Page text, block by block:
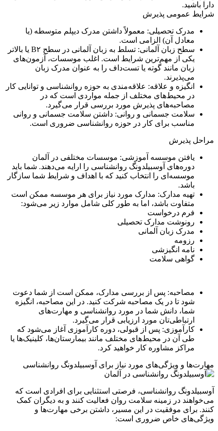
دارا باشید.
شرایط عمومی پذیرش
مدرک تحصیلی: معمولاً داشتن مدرک دیپلم متوسطه (یا
معادل آن) الزامی است.
سطح زبان آلمانی: تسلط به زبان آلمانی در سطح B۲ یا بالاتر
یکی از مهم‌ترین شرایط است. اغلب موسسات، آزمون‌های
زبان مانند گوته یا تست‌داف را به عنوان مدرک زبان
می‌پذیرند.
انگیزه و علاقه: علاقه‌مندی به حوزه روانشناسی و توانایی کار
در محیط‌های مختلف از جمله مواردی است که در
مصاحبه‌های پذیرش مورد بررسی قرار می‌گیرد.
سلامت جسمانی و روانی: داشتن سلامت جسمانی و روانی
مناسب برای کار در حوزه روانشناسی ضروری است.
مراحل پذیرش
یافتن موسسه آموزشی: موسسات مختلفی در آلمان
دوره‌های آوسبیلدونگ روانشناسی را ارایه می‌دهند. شما باید
موسسه‌ای را انتخاب کنید که با اهداف و شرایط شما سازگار
باشد.
تهیه مدارک: مدارک مورد نیاز برای هر موسسه ممکن است
متفاوت باشد، اما به طور کلی شامل موارد زیر می‌شود:
فرم درخواست
رونوشت مدارک تحصیلی
مدرک زبان آلمانی
رزومه
نامه انگیزشی
گواهی سلامت
مصاحبه: پس از بررسی مدارک، ممکن است از شما دعوت
شود تا در یک مصاحبه شرکت کنید. در این مصاحبه، انگیزه
شما، دانش شما در مورد روانشناسی و مهارت‌های
ارتباطی‌تان مورد ارزیابی قرار می‌گیرد.
کارآموزی: پس از قبولی، دوره کارآموزی آغاز می‌شود که
طی آن در محیط‌های مختلف مانند بیمارستان‌ها، کلینیک‌ها یا
مراکز مشاوره کار خواهید کرد.
مهارت‌ها و ویژگی‌های مورد نیاز برای آوسبیلدونگ روانشناسی
آوسبیلدونگ روانشناسی، فرصتی استثنایی برای افرادی است که
می‌خواهند در زمینه سلامت روان فعالیت کنند و به دیگران کمک
کنند. برای موفقیت در این مسیر، داشتن برخی مهارت‌ها و
ویژگی‌های خاص ضروری است: